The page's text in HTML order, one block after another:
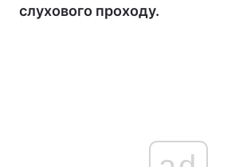
слухового проходу.